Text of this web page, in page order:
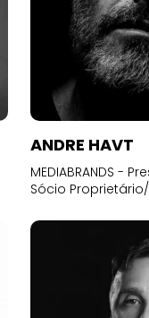
ANDRE HAVT
MEDIABRANDS -
Sócio